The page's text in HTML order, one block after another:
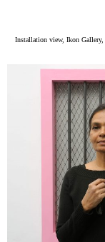
Installation view, Ikon